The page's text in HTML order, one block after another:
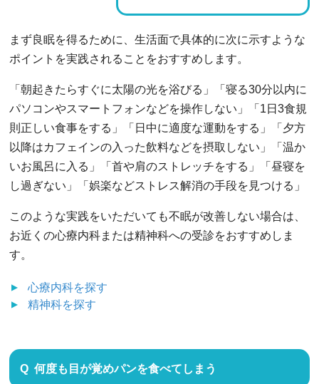
まず良眠を得るために、生活面で具体的に次に示すような
ポイントを実践されることをおすすめします。
「朝起きたらすぐに太陽の光を浴びる」「寝る30分以内に
パソコンやスマートフォンなどを操作しない」「1日3食規
則正しい食事をする」「日中に適度な運動をする」「夕方
以降はカフェインの入った飲料などを摂取しない」「温か
いお風呂に入る」「首や肩のストレッチをする」「昼寝を
し過ぎない」「娯楽などストレス解消の手段を見つける」
このような実践をいただいても不眠が改善しない場合は、
お近くの心療内科または精神科への受診をおすすめしま
す。
心療内科を探す
精神科を探す
何度も目が覚めパンを食べてしまう